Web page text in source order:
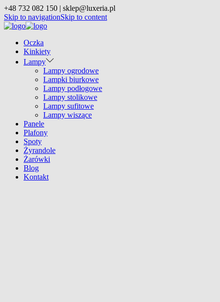
+48 732 082 150 | sklep@luxeria.pl
Skip to navigationSkip to content
Oczka
Kinkiety
Lampy
Lampy ogrodowe
Lampki biurkowe
Lampy podłogowe
Lampy stolikowe
Lampy sufitowe
Lampy wiszące
Panele
Plafony
Spoty
Żyrandole
Żarówki
Blog
Kontakt